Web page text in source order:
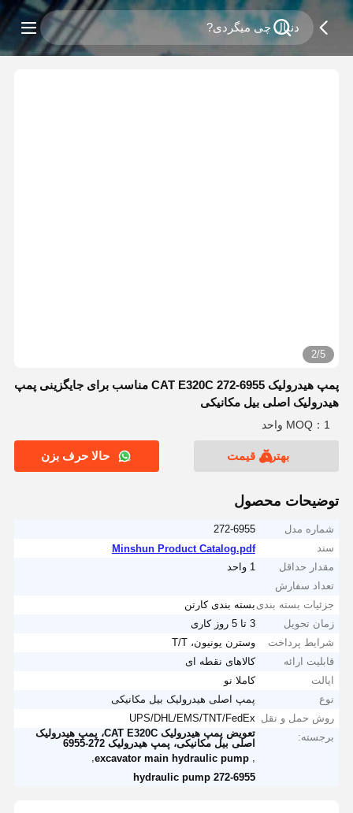
2/5
پمپ هیدرولیک CAT E320C 272-6955 مناسب برای جایگزینی پمپ
هیدرولیک اصلی بیل مکانیکی
MOQ：1 واحد
بهترین قیمت حالا حرف بزن
توضیحات محصول
شماره مدل
272-6955
سند
Minshun Product Catalog.pdf
مقدار حداقل
تعداد سفارش
1 واحد
جزئیات بسته بندی بسته بندی کارتن
زمان تحویل
3 تا 5 روز کاری
شرایط پرداخت
وسترن یونیون، T/T
قابلیت ارائه
کالاهای نقطه ای
ایالت
کاملا نو
نوع
پمپ اصلی هیدرولیک بیل مکانیکی
روش حمل و نقل UPS/DHL/EMS/TNT/FedEx
برجسته:
تعویض پمپ هیدرولیک CAT E320C، پمپ هیدرولیک
اصلی بیل مکانیکی، پمپ هیدرولیک 272-6955
,
excavator main hydraulic pump
hydraulic pump 272-6955